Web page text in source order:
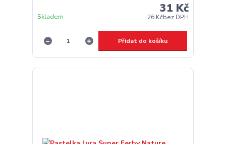
31 Kč
26 Kčbez DPH
Skladem
Přidat do košíku